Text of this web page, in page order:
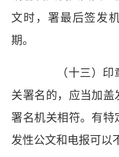
文时，署最后签发
期。
（十三）印
关署名的，应当加盖
署名机关相符。有
发性公文和电报可以